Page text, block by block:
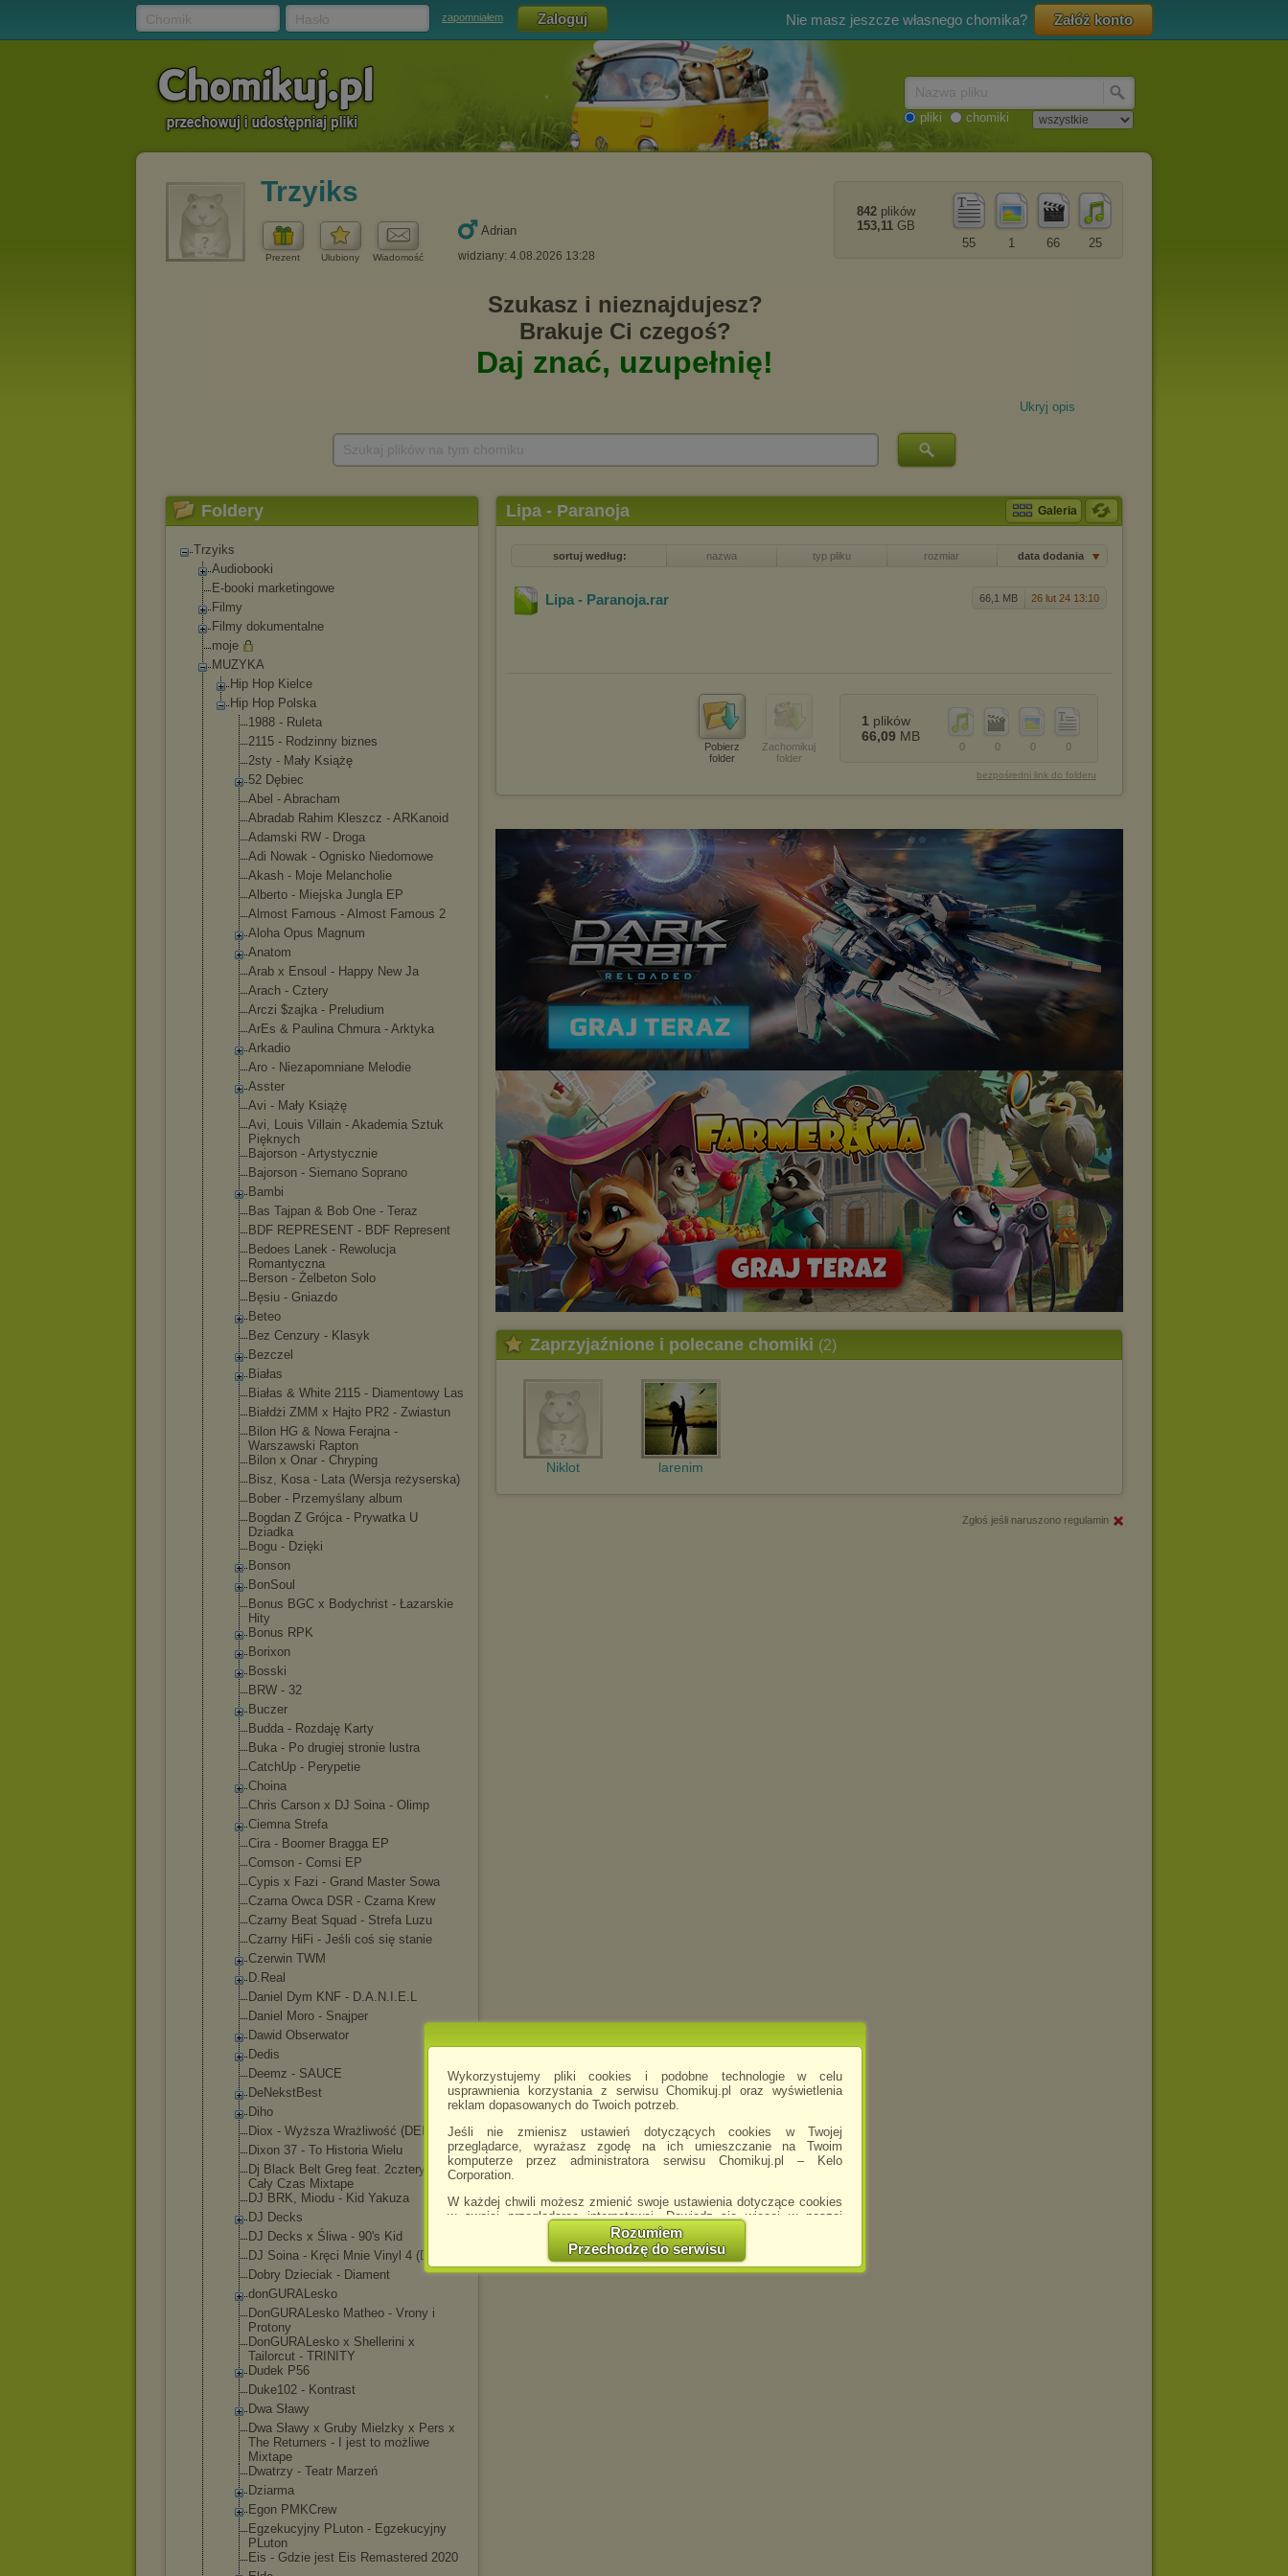
Wykorzystujemy pliki cookies i podobne technologie w celu
usprawnienia korzystania z serwisu Chomikuj.pl oraz wyświetlenia
reklam dopasowanych do Twoich potrzeb.
Jeśli nie zmienisz ustawień dotyczących cookies w Twojej
przeglądarce, wyrażasz zgodę na ich umieszczanie na Twoim
komputerze przez administratora serwisu Chomikuj.pl – Kelo
Corporation.
W każdej chwili możesz zmienić swoje ustawienia dotyczące cookies
w swojej przeglądarce internetowej. Dowiedz się więcej w naszej
http://chomikuj.pl/PolitykaPrywatnosci.aspx
Jednocześnie informujemy że zmiana ustawień przeglądarki może
spowodować ograniczenie korzystania ze strony Chomikuj.pl.
wyświetlona przypadkowo.
http://chomikuj.pl/PolitykaPrywatnosci.aspx
Rozumiem
Przechodzę do serwisu
zapomniałem Nie masz jeszcze własnego chomika? Załóż konto
pliki chomiki
Trzyiks
Prezent Ulubiony Wiadomość
Adrian
widziany: 4.08.2026 13:28
25
66
1
55
842 plików
153,11 GB
Ukryj opis
Foldery
Trzyiks
Audiobooki
E-booki marketingowe
Filmy
Filmy dokumentalne
moje
MUZYKA
Hip Hop Kielce
Hip Hop Polska
1988 - Ruleta
2115 - Rodzinny biznes
2sty - Mały Książę
52 Dębiec
Abel - Abracham
Abradab Rahim Kleszcz - ARKanoid
Adamski RW - Droga
Adi Nowak - Ognisko Niedomowe
Akash - Moje Melancholie
Alberto - Miejska Jungla EP
Almost Famous - Almost Famous 2
Aloha Opus Magnum
Anatom
Arab x Ensoul - Happy New Ja
Arach - Cztery
Arczi $zajka - Preludium
ArEs & Paulina Chmura - Arktyka
Arkadio
Aro - Niezapomniane Melodie
Asster
Avi - Mały Książę
Avi, Louis Villain - Akademia Sztuk
Pięknych
Bajorson - Artystycznie
Bajorson - Siemano Soprano
Bambi
Bas Tajpan & Bob One - Teraz
BDF REPRESENT - BDF Represent
Bedoes Lanek - Rewolucja
Romantyczna
Berson - Żelbeton Solo
Bęsiu - Gniazdo
Beteo
Bez Cenzury - Klasyk
Bezczel
Białas
Białas & White 2115 - Diamentowy Las
Białdżi ZMM x Hajto PR2 - Zwiastun
Bilon HG & Nowa Ferajna -
Warszawski Rapton
Bilon x Onar - Chryping
Bisz, Kosa - Lata (Wersja reżyserska)
Bober - Przemyślany album
Bogdan Z Grójca - Prywatka U
Dziadka
Bogu - Dzięki
Bonson
BonSoul
Bonus BGC x Bodychrist - Łazarskie
Hity
Bonus RPK
Borixon
Bosski
BRW - 32
Buczer
Budda - Rozdaję Karty
Buka - Po drugiej stronie lustra
CatchUp - Perypetie
Choina
Chris Carson x DJ Soina - Olimp
Ciemna Strefa
Cira - Boomer Bragga EP
Comson - Comsi EP
Cypis x Fazi - Grand Master Sowa
Czarna Owca DSR - Czarna Krew
Czarny Beat Squad - Strefa Luzu
Czarny HiFi - Jeśli coś się stanie
Czerwin TWM
D.Real
Daniel Dym KNF - D.A.N.I.E.L
Daniel Moro - Snajper
Dawid Obserwator
Dedis
Deemz - SAUCE
DeNekstBest
Diho
Diox - Wyższa Wrażliwość (DELUXE)
Dixon 37 - To Historia Wielu
Dj Black Belt Greg feat. 2cztery7 -
Cały Czas Mixtape
DJ BRK, Miodu - Kid Yakuza
DJ Decks
DJ Decks x Śliwa - 90's Kid
DJ Soina - Kręci Mnie Vinyl 4 (Deluxe)
Dobry Dzieciak - Diament
donGURALesko
DonGURALesko Matheo - Vrony i
Protony
DonGURALesko x Shellerini x
Tailorcut - TRINITY
Dudek P56
Duke102 - Kontrast
Dwa Sławy
Dwa Sławy x Gruby Mielzky x Pers x
The Returners - I jest to możliwe
Mixtape
Dwatrzy - Teatr Marzeń
Dziarma
Egon PMKCrew
Egzekucyjny PLuton - Egzekucyjny
PLuton
Eis - Gdzie jest Eis Remastered 2020
Lipa - Paranoja Galeria
sortuj według: nazwa typ pliku rozmiar data dodania
66,1 MB 26 lut 24 13:10
Lipa - Paranoja.rar
Pobierz
folder
Zachomikuj
folder
0
0
0
0
1 plików
66,09 MB
bezpośredni link do folderu
Zaprzyjaźnione i polecane chomiki (2)
Niklot larenim
Zgłoś jeśli naruszono regulamin